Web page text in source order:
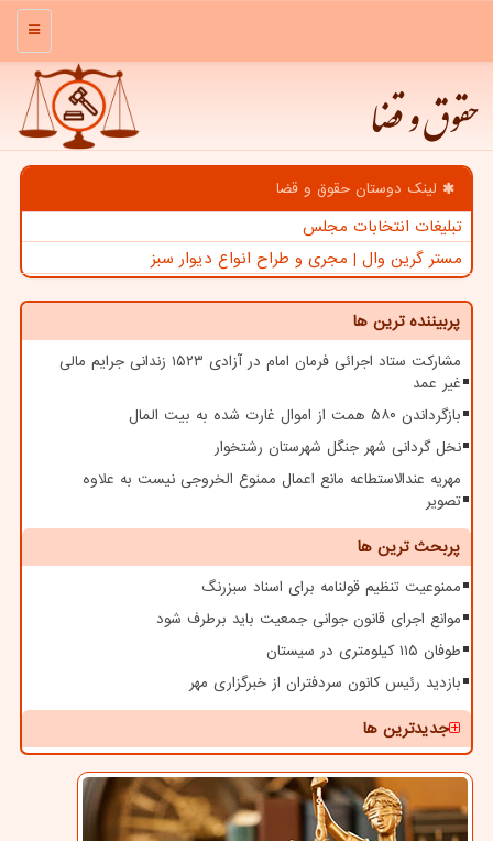
منو
حقوق و قضا
لینک دوستان حقوق و قضا
تبلیغات انتخابات مجلس
مستر گرین وال | مجری و طراح انواع دیوار سبز
پربیننده ترین ها
مشارکت ستاد اجرائی فرمان امام در آزادی ۱۵۲۳ زندانی جرایم مالی
غیر عمد
بازگرداندن ۵۸۰ همت از اموال غارت شده به بیت المال
نخل گردانی شهر جنگل شهرستان رشتخوار
مهریه عندالاستطاعه مانع اعمال ممنوع الخروجی نیست به علاوه
تصویر
پربحث ترین ها
ممنوعیت تنظیم قولنامه برای اسناد سبزرنگ
موانع اجرای قانون جوانی جمعیت باید برطرف شود
طوفان ۱۱۵ کیلومتری در سیستان
بازدید رئیس کانون سردفتران از خبرگزاری مهر
جدیدترین ها